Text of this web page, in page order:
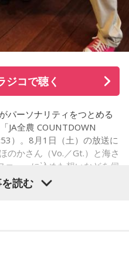
い
日（土）に新曲「コニファ
めでとうございます。
す。
メ「これ描いて死ね」のエ
。
けるのは初めてじゃないよ
ジコで聴く
パーソナリティをつとめる
JA全農 COUNTDOWN
）。8月1日（土）の放送に
のかさん（Vo.／Gt.）と海さ
ァー」に込めた想いなどを伺
読む